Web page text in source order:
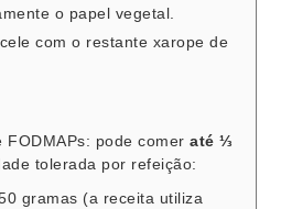
o papel vegetal.
com o restante xarope de
FODMAPs: pode comeraté ⅓
tolerada por refeição:
gramas (a receita utiliza